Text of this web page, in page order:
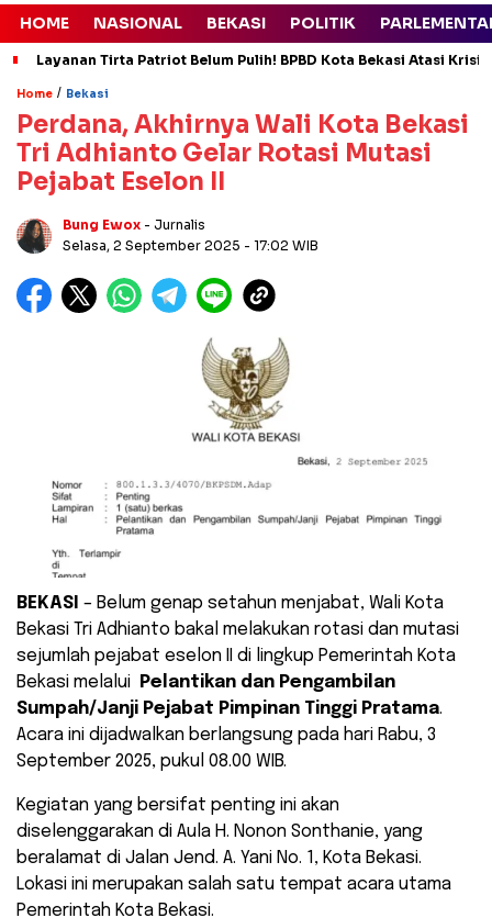
HOME NASIONAL BEKASI POLITIK
Layanan Tirta Patriot Belum Pulih! BPBD Kota Bekasi Atasi
Home / Bekasi
Perdana, Akhirnya Wali Kota Bekasi
Tri Adhianto Gelar Rotasi Mutasi
Pejabat Eselon II
Bung Ewox - Jurnalis
Selasa, 2 September 2025 - 17:02 WIB
BEKASI – Belum genap setahun menjabat, Wali Kota
Bekasi Tri Adhianto bakal melakukan rotasi dan mutasi
sejumlah pejabat eselon II di lingkup Pemerintah Kota
Bekasi melalui
Pelantikan dan Pengambilan
Sumpah/Janji Pejabat Pimpinan Tinggi Pratama.
Acara ini dijadwalkan berlangsung pada hari Rabu, 3
September 2025, pukul 08.00 WIB.
​Kegiatan yang bersifat penting ini akan
diselenggarakan di Aula H. Nonon Sonthanie, yang
beralamat di Jalan Jend. A. Yani No. 1, Kota Bekasi.
Lokasi ini merupakan salah satu tempat acara utama
Pemerintah Kota Bekasi.